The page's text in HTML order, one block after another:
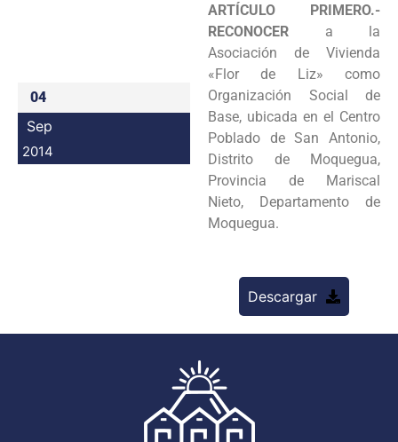
Programas
Intranet
04
Sep
2014
ARTÍCULO PRIMERO.-
RECONOCER a la
Asociación de Vivienda
«Florde Liz» como
Organización Social de
Base, ubicada en el Centro
Poblado de San Antonio,
Distrito de Moquegua,
Provincia de Mariscal
Nieto, Departamento de
Moquegua.
Descargar